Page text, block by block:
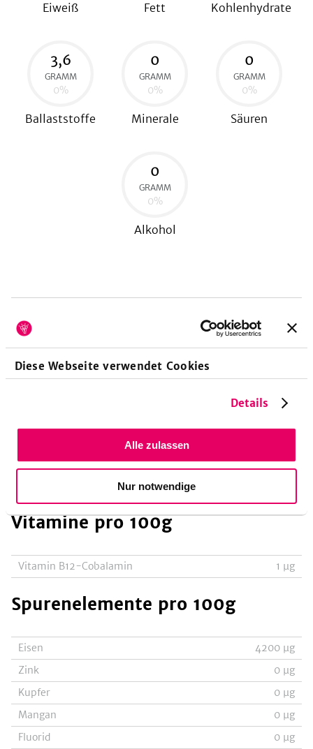
Diese Webseite verwendet Cookies
Details
Alle zulassen
Nur notwendige
Eiweiß Fett Kohlenhydrate
3,6
GRAMM
0%
Ballaststoffe
0
GRAMM
0%
Minerale
0
GRAMM
0%
Säuren
0
GRAMM
0%
Alkohol
kJ
Energie pro 100 g. Das deckt
41,7% d. Tagesbedarfs), 12,9g Fett (
2,8g Kohlenhydrate ( 0,8%) enthalten.
Keine Allergene enthalten
Vitamine pro 100g
Vitamin B12-Cobalamin 1 µg
Spurenelemente pro 100g
Eisen 4200 µg
Zink
0 µg
Kupfer
0 µg
Mangan
0 µg
Fluorid
0 µg